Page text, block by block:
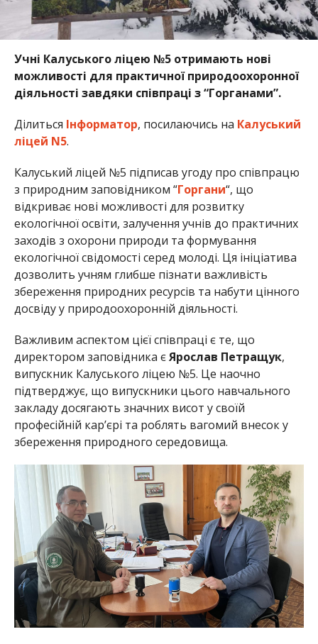
Учні Калуського ліцею №5 отримають нові
можливості для практичної природоохоронної
діяльності завдяки співпраці з “Горганами”.
Ділиться Інформатор, посилаючись на Калуський
ліцей N5.
Калуський ліцей №5 підписав угоду про співпрацю
з природним заповідником “Горгани“, що
відкриває нові можливості для розвитку
екологічної освіти, залучення учнів до практичних
заходів з охорони природи та формування
екологічної свідомості серед молоді. Ця ініціатива
дозволить учням глибше пізнати важливість
збереження природних ресурсів та набути цінного
досвіду у природоохоронній діяльності.
Важливим аспектом цієї співпраці є те, що
директором заповідника єЯрослав Петращук,
випускник Калуського ліцею №5. Це наочно
підтверджує, що випускники цього навчального
закладу досягають значних висот у своїй
професійній кар’єрі та роблять вагомий внесок у
збереження природного середовища.